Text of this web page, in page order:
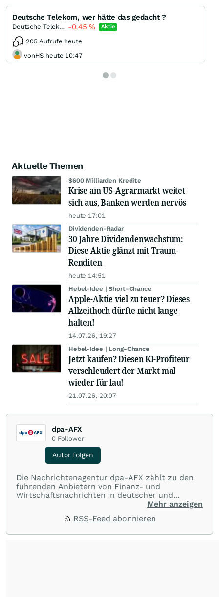
Deutsche Telekom, wer hätte das gedacht ?
Deutsche Telekom -0,45% Aktie
205 Aufrufe heute
vonHS heute 10:47
Aktuelle Themen
$600 Milliarden Kredite
Krise am US-Agrarmarkt weitet
sich aus, Banken werden nervös
heute 17:01
Dividenden-Radar
30 Jahre Dividendenwachstum:
Diese Aktie glänzt mit Traum-
Renditen
heute 14:51
Hebel-Idee | Short-Chance
Apple-Aktie viel zu teuer? Dieses
Allzeithoch dürfte nicht lange
halten!
14.07.26, 19:27
Hebel-Idee | Long-Chance
Jetzt kaufen? Diesen KI-Profiteur
verschleudert der Markt mal
wieder für lau!
21.07.26, 20:07
dpa-AFX
0 Follower
Autor folgen
Die Nachrichtenagentur dpa-AFX zählt zu den
führenden Anbietern von Finanz- und
Wirtschaftsnachrichten in deutscher und
englischer Sprache. Gestützt auf ein
dpa-AFX unabhängig, zuverlässig und schnell
Mehr anzeigen
RSS-Feed abonnieren